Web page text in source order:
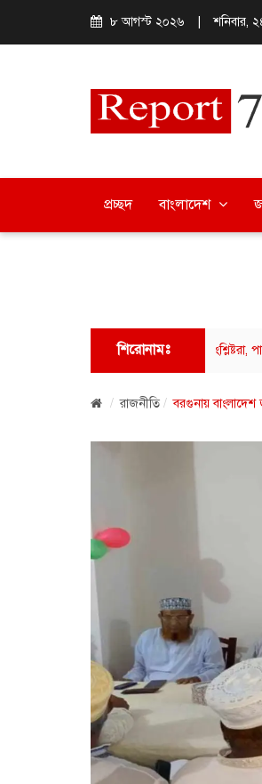
৮ আগস্ট ২০২৬ শনিবার,
প্রচ্ছদ বাংলাদেশ
শিরোনামঃ
ফুয়াদের বক্তব্যে ক্ষুব্ধ ঢাবি শিক্ষার্থী-সংশ্লিষ্টরা, পাঠানো
রাজনীতি বরগুনায়